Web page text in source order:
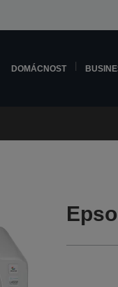
DOMÁCNOST